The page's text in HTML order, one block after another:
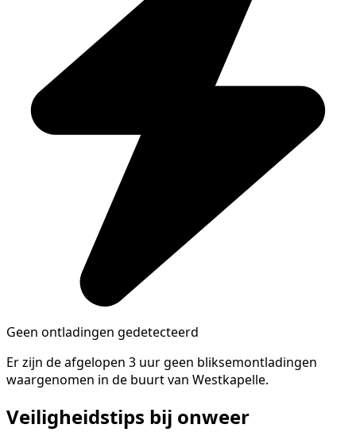
Geen ontladingen gedetecteerd
Er zijn de afgelopen 3 uur geen bliksemontladingen
waargenomen in de buurt van Westkapelle.
Veiligheidstips bij onweer